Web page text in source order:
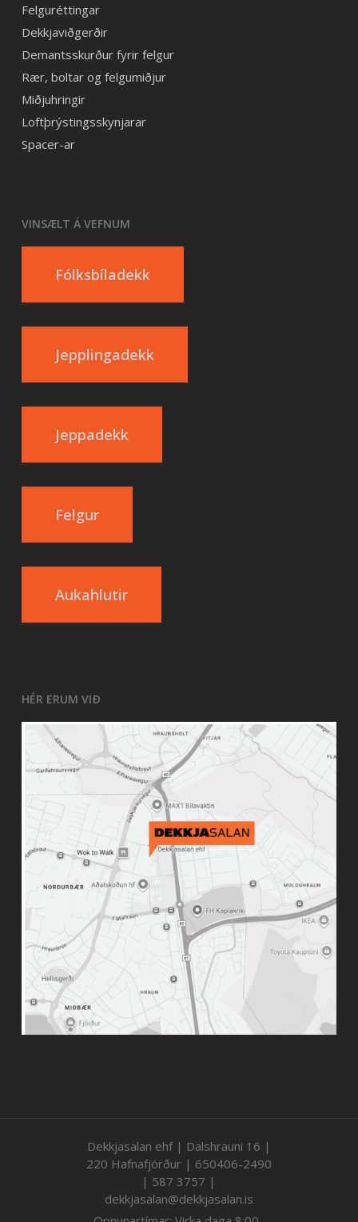
Felguréttingar
Dekkjaviðgerðir
Demantsskurður fyrir felgur
Rær, boltar og felgumiðjur
Miðjuhringir
Loftþrýstingsskynjarar
Spacer-ar
VINSÆLT Á VEFNUM
Fólksbíladekk
Jepplingadekk
Jeppadekk
Felgur
Aukahlutir
HÉR ERUM VIÐ
Dekkjasalan ehf | Dalshrauni 16 |
220 Hafnafjörður | 650406-2490
| 587 3757 |
dekkjasalan@dekkjasalan.is